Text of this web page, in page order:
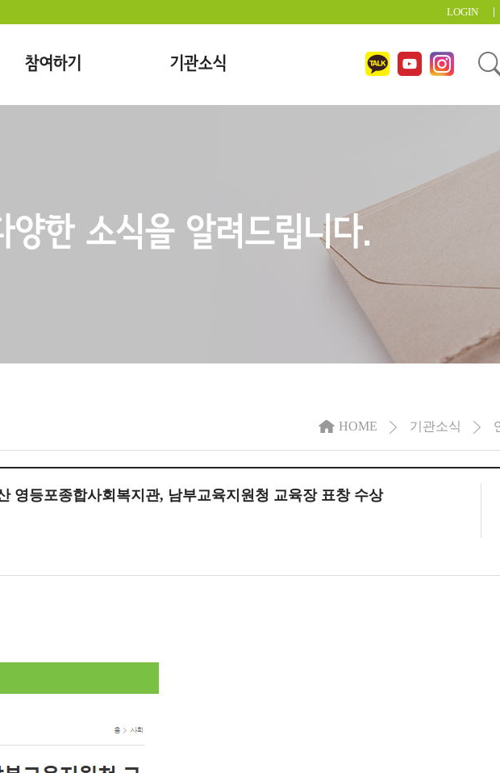
LOGIN
참여하기 기관소식
한 소식을 알려드립니다.
HOME 기관소식
영등포종합사회복지관, 남부교육지원청 교육장 표창 수상